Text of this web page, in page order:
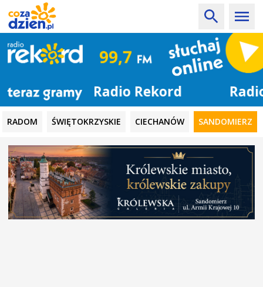
Radio Rekord
RADOM ŚWIĘTOKRZYSKIE CIECHANÓW SANDOMIERZ